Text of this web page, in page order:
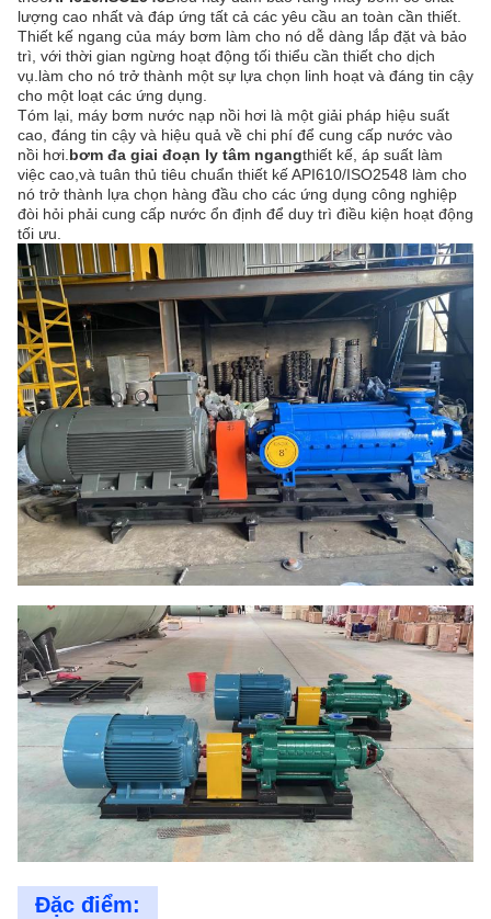
lượng cao nhất và đáp ứng tất cả các yêu cầu an toàn cần thiết.
Thiết kế ngang của máy bơm làm cho nó dễ dàng lắp đặt và bảo
trì, với thời gian ngừng hoạt động tối thiểu cần thiết cho dịch
vụ.làm cho nó trở thành một sự lựa chọn linh hoạt và đáng tin cậy
cho một loạt các ứng dụng.
Tóm lại, máy bơm nước nạp nồi hơi là một giải pháp hiệu suất
cao, đáng tin cậy và hiệu quả về chi phí để cung cấp nước vào
nồi hơi. bơm đa giai đoạn ly tâm ngangthiết kế, áp suất làm
việc cao,và tuân thủ tiêu chuẩn thiết kế API610/ISO2548 làm cho
nó trở thành lựa chọn hàng đầu cho các ứng dụng công nghiệp
đòi hỏi phải cung cấp nước ổn định để duy trì điều kiện hoạt động
tối ưu.
Đặc điểm: